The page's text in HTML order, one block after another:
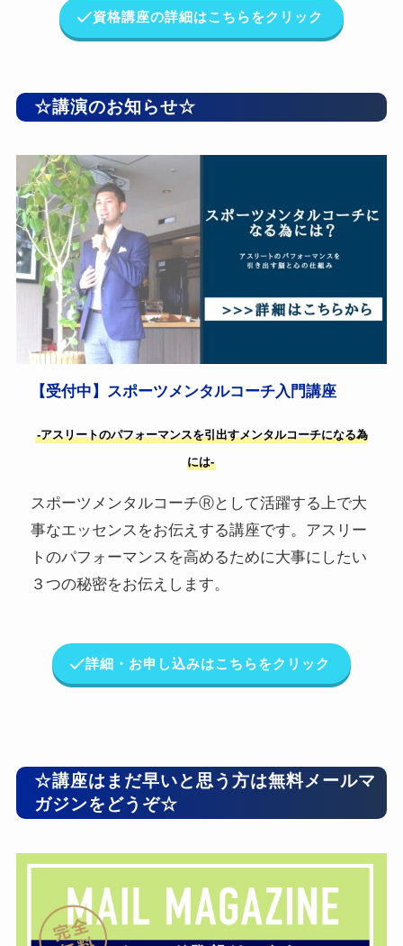
資格講座の詳細はこちらをクリック
☆講演のお知らせ☆
【受付中】スポーツメンタルコーチ入門講座
-アスリートのパフォーマンスを引出すメンタルコーチになる為
には-
スポーツメンタルコーチⓇとして活躍する上で大
事なエッセンスをお伝えする講座です。アスリー
トのパフォーマンスを高めるために大事にしたい
３つの秘密をお伝えします。
詳細・お申し込みはこちらをクリック
☆講座はまだ早いと思う方は無料メールマ
ガジンをどうぞ☆